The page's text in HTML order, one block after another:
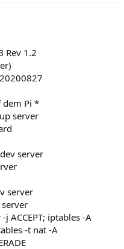
Rev 1.2
dem Pi *
server
server
server
ACCEPT; iptables -A
-t nat -A